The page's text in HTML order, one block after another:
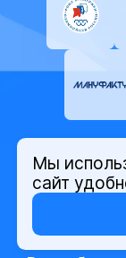
©
2026
Политика
данных
Мы
сайт